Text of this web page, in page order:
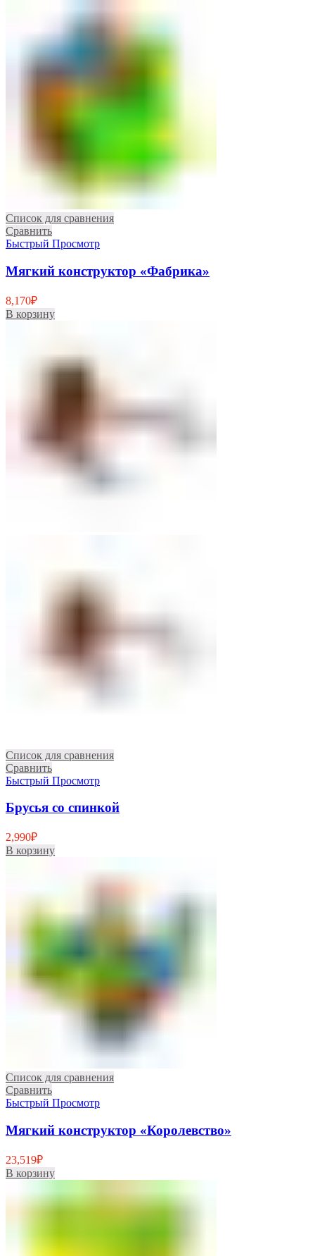
Список для сравнения
Сравнить
Быстрый Просмотр
Мягкий конструктор «Фабрика»
8,170₽
В корзину
Список для сравнения
Сравнить
Быстрый Просмотр
Брусья со спинкой
2,990₽
В корзину
Список для сравнения
Сравнить
Быстрый Просмотр
Мягкий конструктор «Королевство»
23,519₽
В корзину